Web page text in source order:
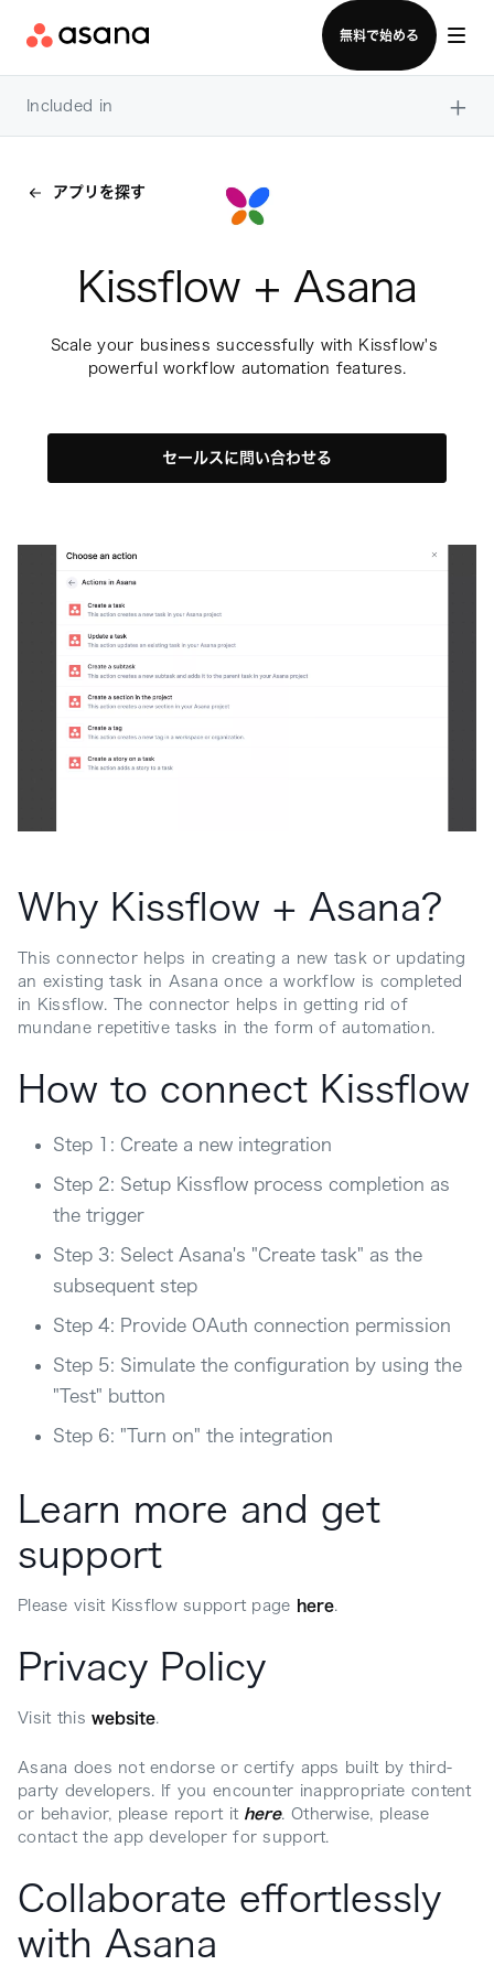
無料で始める
セールスチームに問い合わせる
Included in ×
アプリを探す
Kissflow + Asana
Scale your business successfully with Kissflow's
powerful workflow automation features.
セールスに問い合わせる
Why Kissflow + Asana?
This connector helps in creating a new task or updating
an existing task in Asana once a workflow is completed
in Kissflow. The connector helps in getting rid of
mundane repetitive tasks in the form of automation.
How to connect Kissflow
Step 1: Create a new integration
Step 2: Setup Kissflow process completion as
the trigger
Step 3: Select Asana's "Create task" as the
subsequent step
Step 4: Provide OAuth connection permission
Step 5: Simulate the configuration by using the
"Test" button
Step 6: "Turn on" the integration
Learn more and get
support
Please visit Kissflow support page here.
Privacy Policy
Visit thiswebsite.
Asana does not endorse or certify apps built by third-
party developers. If you encounter inappropriate content
or behavior, please report it here. Otherwise, please
contact the app developer for support.
Collaborate effortlessly
with Asana